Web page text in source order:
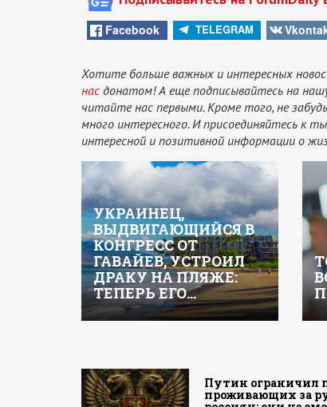
Facebook TELEGRAM
Хотите больше важных и интересных
нас донатом! А еще подписывайтесь на
читайте нас первыми. Кроме того, не
много интересного. И присоединяйтесь к
интересной и позитивной информации о
УКРАИНЕЦ,
ВЫДВИГАЮЩИЙСЯ В
КОНГРЕСС ОТ
ГАВАЙЕВ, УСТРОИЛ
ДРАКУ НА ПЛЯЖЕ:
ТЕПЕРЬ ЕГО…
Путин ограничил
проживающих за